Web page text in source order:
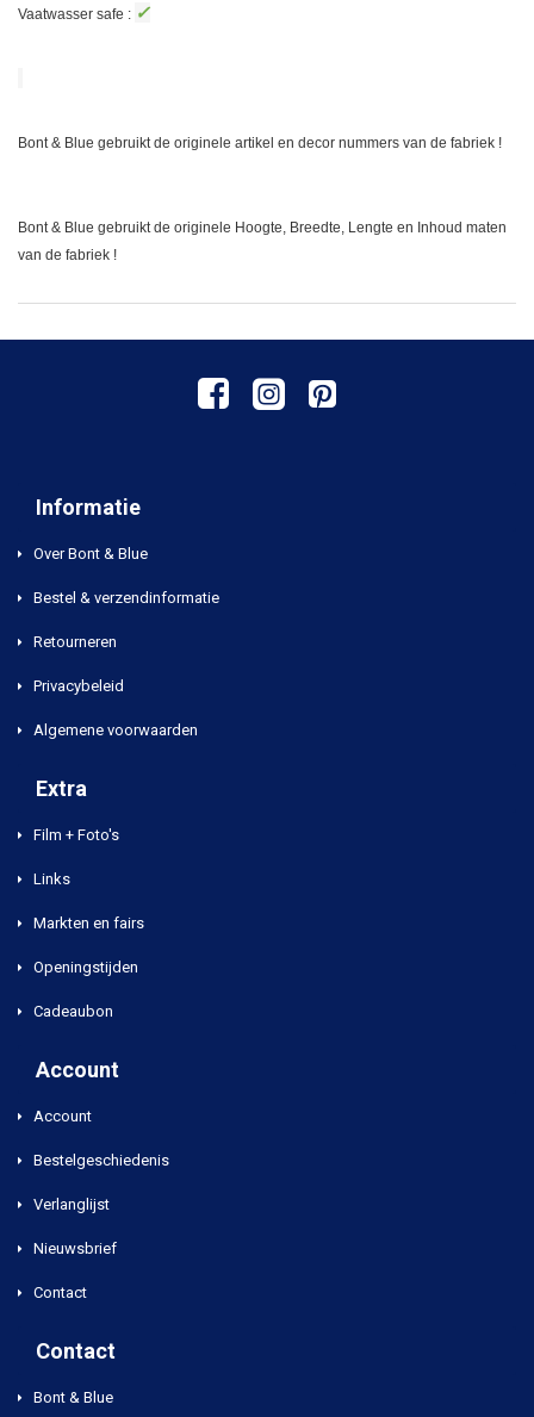
Vaatwasser safe : ✓
Bont & Blue gebruikt de originele artikel en decor nummers van de fabriek !
Bont & Blue gebruikt de originele Hoogte, Breedte, Lengte en Inhoud maten
van de fabriek !
Informatie
Over Bont & Blue
Bestel & verzendinformatie
Retourneren
Privacybeleid
Algemene voorwaarden
Extra
Film + Foto's
Links
Markten en fairs
Openingstijden
Cadeaubon
Account
Account
Bestelgeschiedenis
Verlanglijst
Nieuwsbrief
Contact
Contact
Bont & Blue